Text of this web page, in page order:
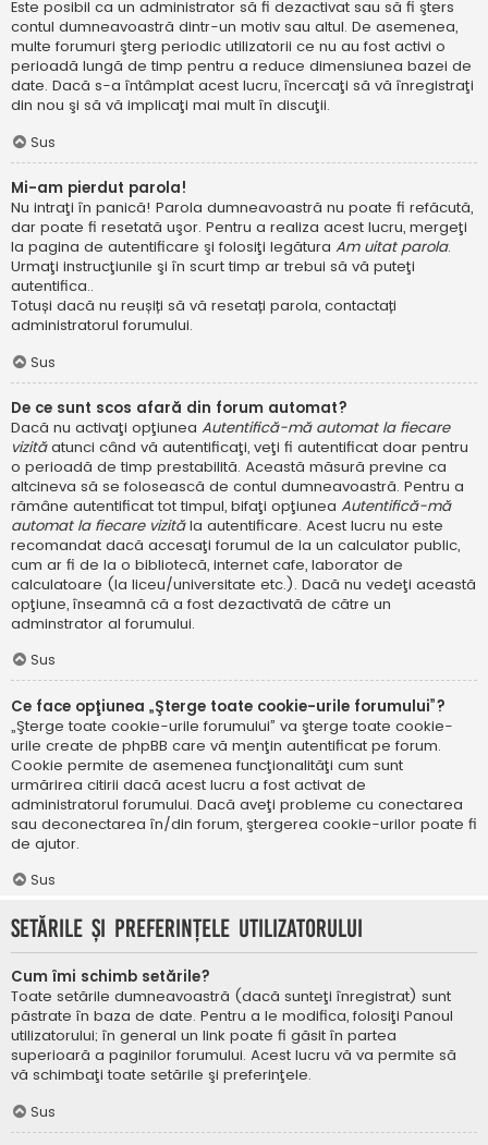
Este posibil ca un administrator să fi dezactivat sau să fi şters
contul dumneavoastră dintr-un motiv sau altul. De asemenea,
multe forumuri şterg periodic utilizatorii ce nu au fost activi o
perioadă lungă de timp pentru a reduce dimensiunea bazei de
date. Dacă s-a întâmplat acest lucru, încercaţi să vă înregistraţi
din nou şi să vă implicaţi mai mult în discuţii.
Sus
Mi-am pierdut parola!
Nu intraţi în panică! Parola dumneavoastră nu poate fi refăcută,
dar poate fi resetată uşor. Pentru a realiza acest lucru, mergeţi
la pagina de autentificare şi folosiţi legătura Am uitat parola.
Urmaţi instrucţiunile şi în scurt timp ar trebui să vă puteţi
autentifica..
Totuși dacă nu reușiți să vă resetați parola, contactați
administratorul forumului.
Sus
De ce sunt scos afară din forum automat?
Dacă nu activaţi opţiunea Autentifică-mă automat la fiecare
vizităatunci când vă autentificaţi, veţi fi autentificat doar pentru
o perioadă de timp prestabilită. Această măsură previne ca
altcineva să se folosească de contul dumneavoastră. Pentru a
rămâne autentificat tot timpul, bifaţi opţiunea Autentifică-mă
automat la fiecare vizităla autentificare. Acest lucru nu este
recomandat dacă accesaţi forumul de la un calculator public,
cum ar fi de la o bibliotecă, internet cafe, laborator de
calculatoare (la liceu/universitate etc.). Dacă nu vedeţi această
opţiune, înseamnă că a fost dezactivată de către un
adminstrator al forumului.
Sus
Ce face opţiunea „Şterge toate cookie-urile forumului”?
„Şterge toate cookie-urile forumului” va şterge toate cookie-
urile create de phpBB care vă menţin autentificat pe forum.
Cookie permite de asemenea funcţionalităţi cum sunt
urmărirea citirii dacă acest lucru a fost activat de
administratorul forumului. Dacă aveţi probleme cu conectarea
sau deconectarea în/din forum, ştergerea cookie-urilor poate fi
de ajutor.
Sus
Setările şi preferinţele utilizatorului
Cum îmi schimb setările?
Toate setările dumneavoastră (dacă sunteţi înregistrat) sunt
păstrate în baza de date. Pentru a le modifica, folosiţi Panoul
utilizatorului; în general un link poate fi găsit în partea
superioară a paginilor forumului. Acest lucru vă va permite să
vă schimbaţi toate setările şi preferinţele.
Sus